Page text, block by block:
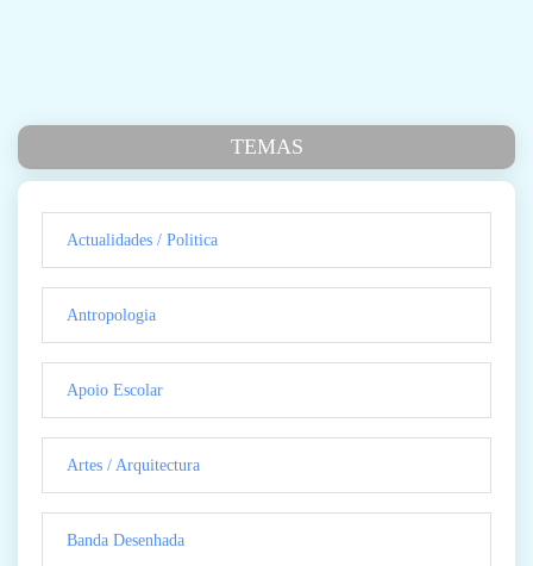
TEMAS
Actualidades / Politica
Antropologia
Apoio Escolar
Artes / Arquitectura
Banda Desenhada